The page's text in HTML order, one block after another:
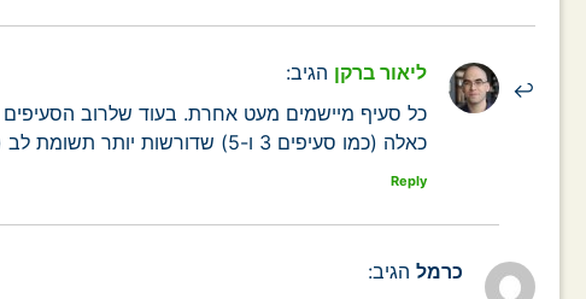
ליאור ברקן הגיב:
כל סעיף מיישמים מעט אחרת. בעוד שלרוב
כאלה (כמו סעיפים 3 ו-5) שדורשות יותר תשומת לב (ואז אפשר להתחיל לתרגל אותן קודם בכתב בבית).
Reply
כרמל הגיב: